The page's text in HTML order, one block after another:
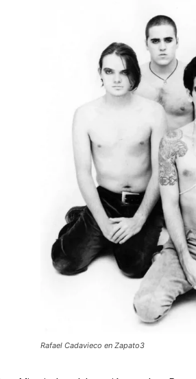
Rafael Cadavieco en Zapato3